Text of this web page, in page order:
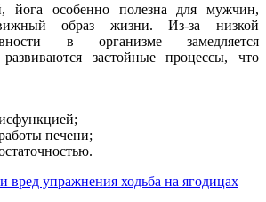
йога особенно полезна для мужчин,
образ жизни. Из-за низкой
в организме замедляется
застойные процессы, что
печени;
вред упражнения ходьба на ягодицах